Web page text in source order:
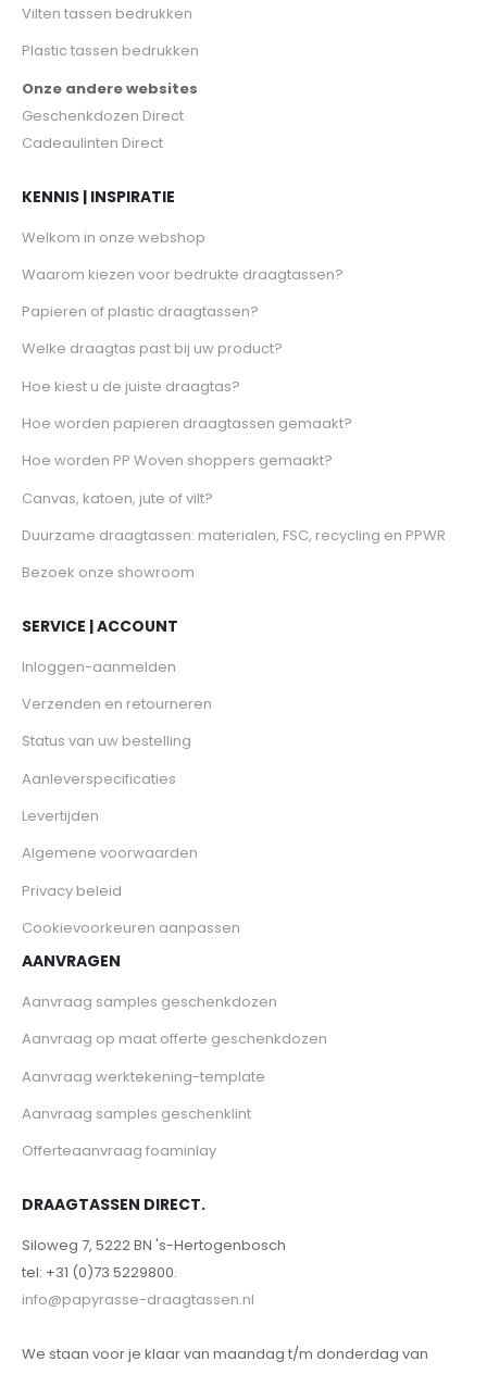
Vilten tassen bedrukken
Plastic tassen bedrukken
Onze andere websites
Geschenkdozen Direct
Cadeaulinten Direct
KENNIS | INSPIRATIE
Welkom in onze webshop
Waarom kiezen voor bedrukte draagtassen?
Papieren of plastic draagtassen?
Welke draagtas past bij uw product?
Hoe kiest u de juiste draagtas?
Hoe worden papieren draagtassen gemaakt?
Hoe worden PP Woven shoppers gemaakt?
Canvas, katoen, jute of vilt?
Duurzame draagtassen: materialen, FSC, recycling en PPWR
Bezoek onze showroom
SERVICE | ACCOUNT
Inloggen-aanmelden
Verzenden en retourneren
Status van uw bestelling
Aanleverspecificaties
Levertijden
Algemene voorwaarden
Privacy beleid
Cookievoorkeuren aanpassen
AANVRAGEN
Aanvraag samples geschenkdozen
Aanvraag op maat offerte geschenkdozen
Aanvraag werktekening-template
Aanvraag samples geschenklint
Offerteaanvraag foaminlay
DRAAGTASSEN DIRECT.
Siloweg 7, 5222 BN 's-Hertogenbosch
tel: +31 (0)73 5229800.
info@papyrasse-draagtassen.nl
We staan voor je klaar van maandag t/m donderdag van